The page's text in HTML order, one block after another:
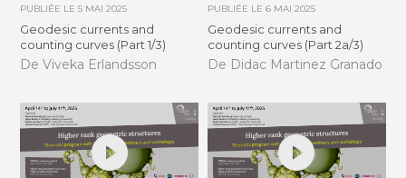
PUBLIÉE LE5 MAI 2025
Geodesic currents and
counting curves (Part 1/3)
De Viveka Erlandsson
PUBLIÉE LE 6 MAI 2025
Geodesic currents and
counting curves (Part 2a/3)
De Didac Martinez Granado